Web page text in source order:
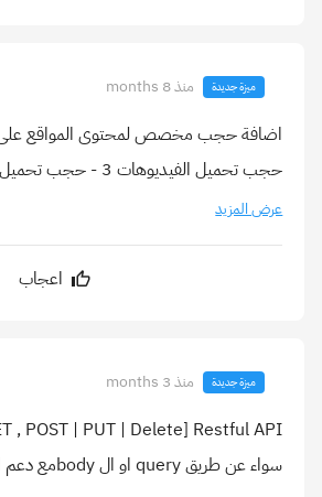
ميزة جديدة منذ 8 months
حجب تحميل الفيديوهات 3 - حجب تحميل ملفات الجافاسكربت 4 - حجب تحميل ملف ال CSS 5 - حجم API ...
عرض المزيد
اعجاب
ميزة جديدة منذ 3 months
سواء عن طريق query او ال bodyمع دعم القيم queryRaw لقراءة المتغيرات بدون تغيير حالة ا...